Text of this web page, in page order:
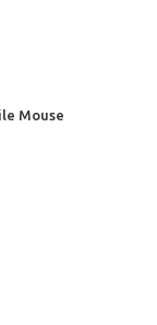
Mouse